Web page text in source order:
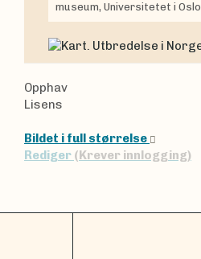
museum, Universitetet i Oslo
Opphav
Lisens
Bildet i full størrelse
Rediger (Krever innlogging)